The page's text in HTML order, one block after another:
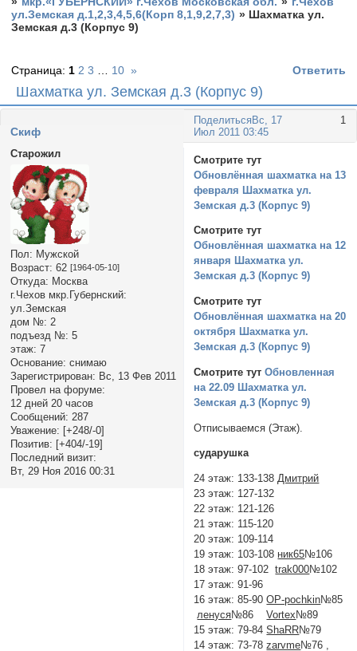
ул.Земская д.1,2,3,4,5,6(Корп 8,1,9,2,7,3) » Шахматка ул.
Земская д.3 (Корпус 9)
Шахматка ул. Земская д.3 (Корпус 9)
Страница: 1 2 3 10 » Ответить
Поделиться 1
Вс, 17
Июл 2011 03:45
Cкиф
Старожил
Пол: Мужской
Возраст: 62 [1964-05-10]
Откуда: Москва
г.Чехов мкр.Губернский:
ул.Земская
дом №: 2
подъезд №: 5
этаж: 7
Основание: снимаю
Зарегистрирован: Вс, 13 Фев 2011
Провел на форуме:
12 дней 20 часов
Сообщений: 287
Уважение: [+248/-0]
Позитив: [+404/-19]
Последний визит:
Вт, 29 Ноя 2016 00:31
Смотрите тут
Обновлённая шахматка на 13
февраля Шахматка ул.
Земская д.3 (Корпус 9)
Смотрите тут
Обновлённая шахматка на 12
января Шахматка ул.
Земская д.3 (Корпус 9)
Смотрите тут
Обновлённая шахматка на 20
октября Шахматка ул.
Земская д.3 (Корпус 9)
Смотрите тутОбновленная
на 22.09 Шахматка ул.
Земская д.3 (Корпус 9)
Отписываемся (Этаж).
сударушка
24 этаж: 133-138Дмитpий
23 этаж: 127-132
22 этаж: 121-126
21 этаж: 115-120
20 этаж: 109-114
19 этаж: 103-108 ник65№106
18 этаж: 97-102trak000№102
17 этаж: 91-96
16 этаж: 85-90OP-pochkin№85
ленуся№86Vortex №89
15 этаж: 79-84ShaRR№79
14 этаж: 73-78zarvme№76 ,